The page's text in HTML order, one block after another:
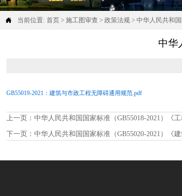
 当前位置: 首页 > 施工图审查 > 政策法规 > 中华人民共和
中华
GB55019-2021：建筑与市政工程无障碍通用规范.pdf
上一页：中华人民共和国国家标准（GB55018-2021）《工
下一页：中华人民共和国国家标准（GB55020-2021）《